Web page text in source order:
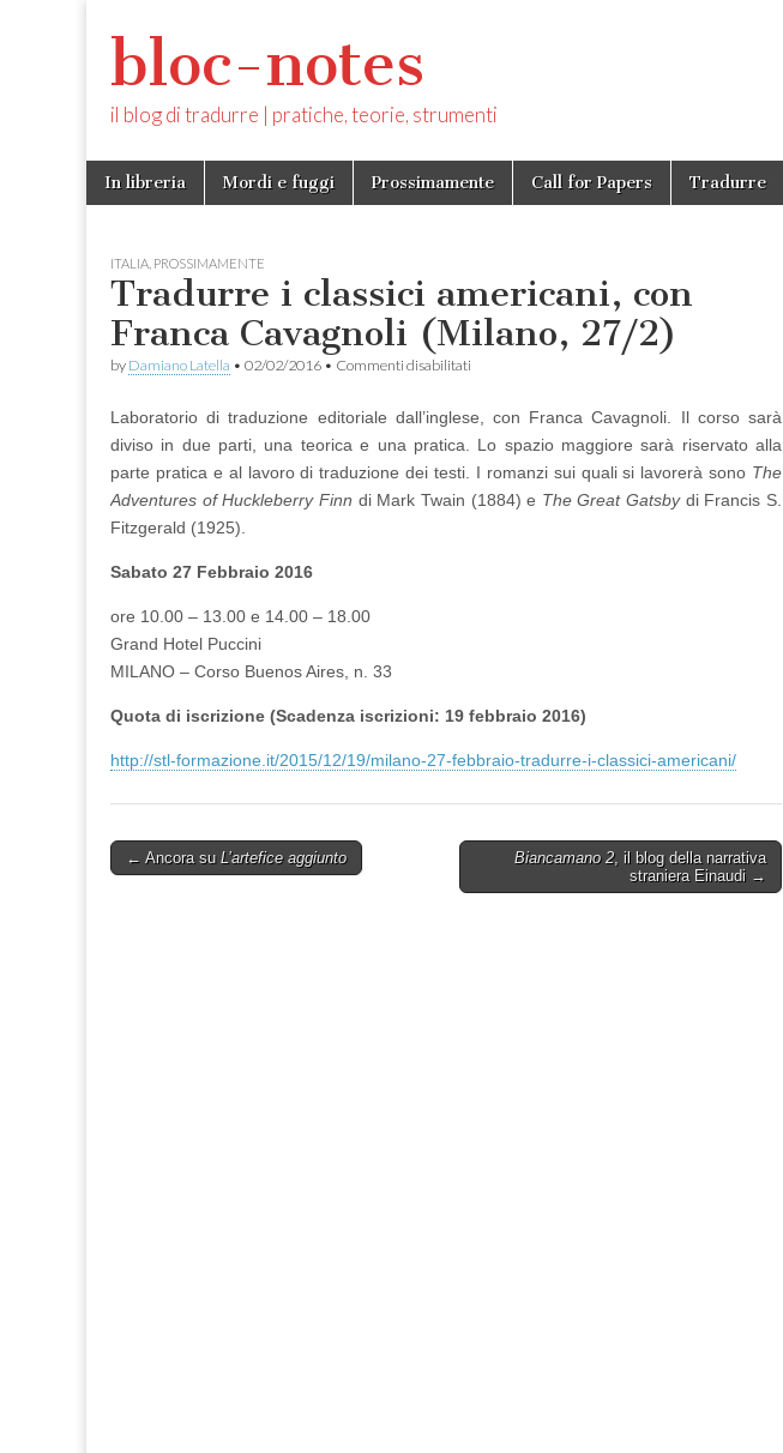
bloc-notes
il blog di tradurre | pratiche, teorie, strumenti
Main
menu
Skip
In libreria Mordi e fuggi Prossimamente Call for Papers Tradurre
ITALIA PROSSIMAMENTE
Tradurre i classici americani, con
Franca Cavagnoli (Milano, 27/2)
by Damiano Latella • 02/02/2016 • Commenti disabilitati
classici
americani,
Franca
Cavagnoli
Laboratorio di traduzione editoriale dall’inglese, con Franca Cavagnoli. Il corso sarà
diviso in due parti, una teorica e una pratica. Lo spazio maggiore sarà riservato alla
parte pratica e al lavoro di traduzione dei testi. I romanzi sui quali si lavorerà sono The
Adventures of Huckleberry Finn di Mark Twain (1884) e The Great Gatsbydi Francis S.
Fitzgerald (1925).
Sabato 27 Febbraio 2016
ore 10.00 – 13.00 e 14.00 – 18.00
Grand Hotel Puccini
MILANO – Corso Buenos Aires, n. 33
Quota di iscrizione (Scadenza iscrizioni: 19 febbraio 2016)
http://stl-formazione.it/2015/12/19/milano-27-febbraio-tradurre-i-classici-americani/
Post
← Ancora su L’artefice aggiunto Biancamano 2, il blog della narrativa
straniera Einaudi →